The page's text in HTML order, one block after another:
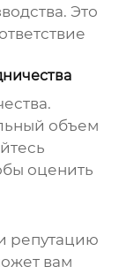
Это
объем
оценить
репутацию
вам